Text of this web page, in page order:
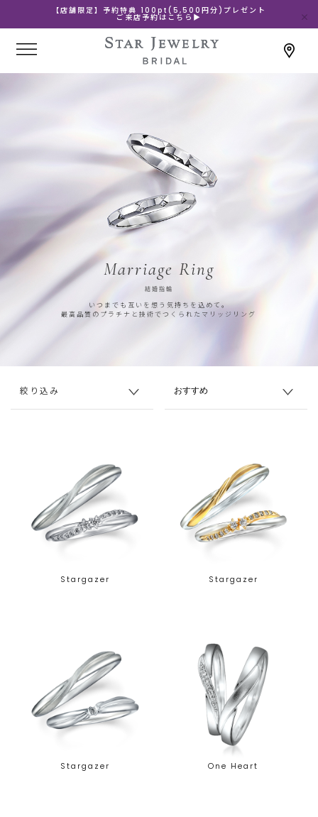
【店舗限定】予約特典 100pt(5,500円分)プレゼント
ご来店予約はこちら▶
Marriage Ring
結婚指輪
いつまでも互いを想う気持ちを込めて。
最高品質のプラチナと技術でつくられたマリッジリング
絞り込み
Stargazer Stargazer
Stargazer One Heart